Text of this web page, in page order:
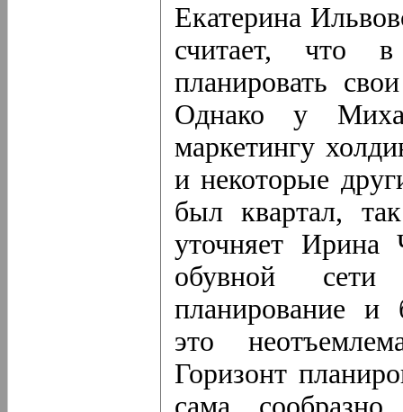
Екатерина
считает, что
планировать
Однако у
маркетингу
и некоторые
был квартал,
уточняет Ирина
обувной
планирование и
это
Горизонт
сама,